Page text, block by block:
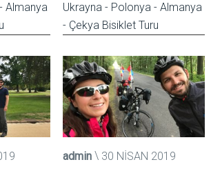
Almanya
Ukrayna - Polonya - Almanya
- Çekya Bisiklet Turu
admin 30 NISAN 2019